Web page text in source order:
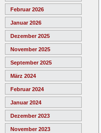
Februar 2026
Januar 2026
Dezember 2025
November 2025
September 2025
März 2024
Februar 2024
Januar 2024
Dezember 2023
November 2023